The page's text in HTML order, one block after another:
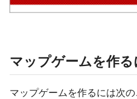
マップゲームを作る
マップゲームを作るには次